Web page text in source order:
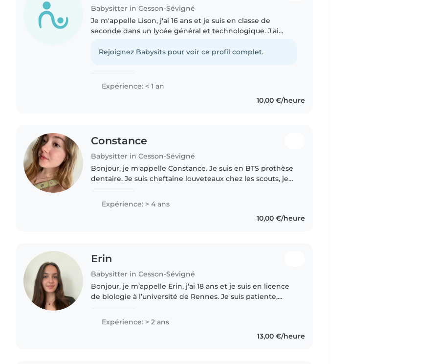
Babysitter in Cesson-Sévigné
Je m'appelle Lison, j'ai 16 ans et je suis en classe de
seconde dans un lycée général et technologique. J'ai
cousins cousines depuis..
Rejoignez Babysits pour voir ce profil complet.
Expérience: < 1 an
10,00 €/heure
Constance
Babysitter in Cesson-Sévigné
Bonjour, je m'appelle Constance. Je suis en BTS prothèse
dentaire. Je suis cheftaine louveteaux chez les scouts, je
des enfants..
Expérience: > 4 ans
10,00 €/heure
Erin
Babysitter in Cesson-Sévigné
Bonjour, je m’appelle Erin, j’ai 18 ans et je suis en licence
de biologie à l’université de Rennes. Je suis patiente,
Expérience: > 2 ans
13,00 €/heure